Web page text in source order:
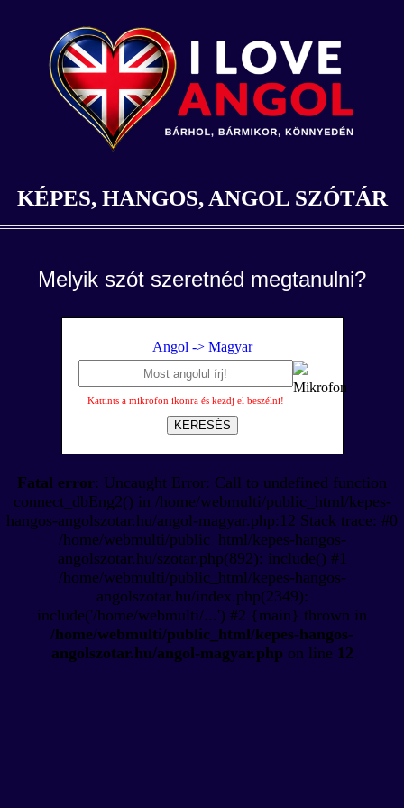
KÉPES, HANGOS, ANGOL SZÓTÁR
Melyik szót szeretnéd megtanulni?
Angol -> Magyar
Kattints a mikrofon ikonra és kezdj el beszélni!
KERESÉS
Fatal error: Uncaught Error: Call to undefined function
connect_dbEng2() in /home/webmulti/public_html/kepes-
hangos-angolszotar.hu/angol-magyar.php:12 Stack trace: #0
/home/webmulti/public_html/kepes-hangos-
angolszotar.hu/szotar.php(892): include() #1
/home/webmulti/public_html/kepes-hangos-
angolszotar.hu/index.php(2349):
include('/home/webmulti/...') #2 {main} thrown in
/home/webmulti/public_html/kepes-hangos-
angolszotar.hu/angol-magyar.php on line 12